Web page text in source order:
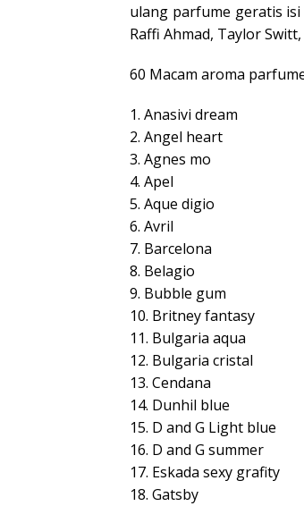
ulang parfume geratis
Raffi Ahmad, Taylor
60 Macam aroma
1. Anasivi dream
2. Angel heart
3. Agnes mo
4. Apel
5. Aque digio
6. Avril
7. Barcelona
8. Belagio
9. Bubble gum
10. Britney fantasy
11. Bulgaria aqua
12. Bulgaria cristal
13. Cendana
14. Dunhil blue
15. D and G Light blue
16. D and G summer
17. Eskada sexy grafity
18. Gatsby